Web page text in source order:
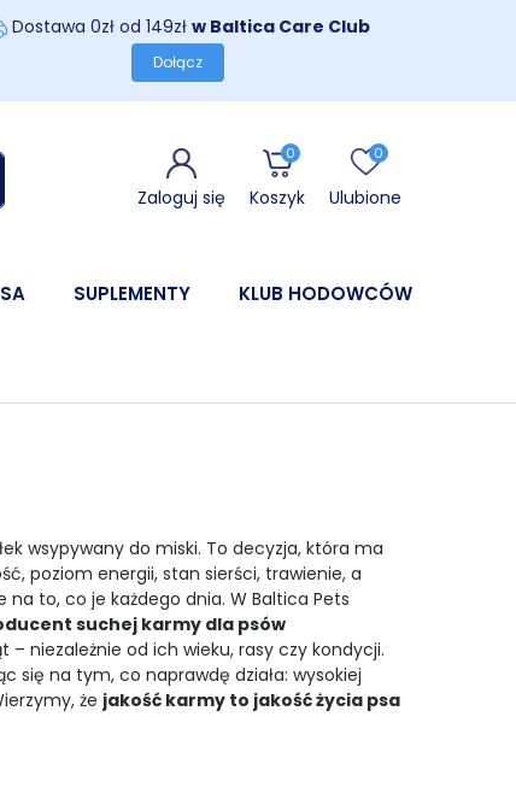
Dostawa 0zł od 149zł w Baltica Care Club
Dołącz
Zaloguj się
0
Koszyk
0
Ulubione
SUPLEMENTY KLUB HODOWCÓW
wsypywany do miski. To decyzja, która ma
poziom energii, stan sierści, trawienie, a
to, co je każdego dnia. W Baltica Pets
suchej karmy dla psów
niezależnie od ich wieku, rasy czy kondycji.
się na tym, co naprawdę działa: wysokiej
że jakość karmy to jakość życia psa